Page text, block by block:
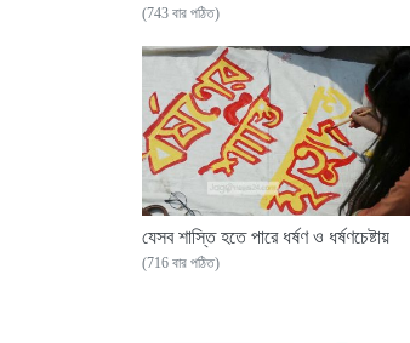
(743 বার পঠিত)
যেসব শাস্তি হতে পারে ধর্ষণ ও ধর্ষণচেষ্টায়
(716 বার পঠিত)